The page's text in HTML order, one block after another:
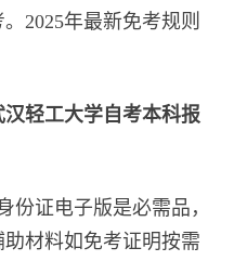
2025年最新免考规则
轻工大学自考本科报
证电子版是必需品，
材料如免考证明按需